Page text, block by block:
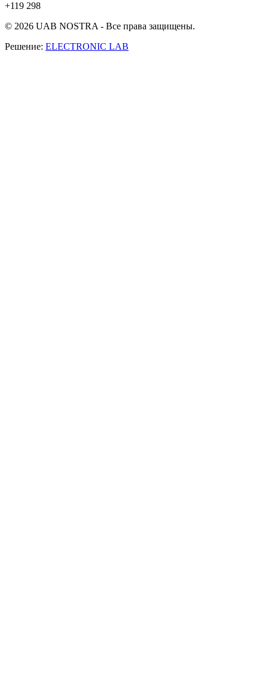
+119 298
© 2026 UAB NOSTRA - Все права защищены.
Решение: ELECTRONIC LAB